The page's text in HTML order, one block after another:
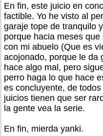
En fin, este juicio en
factible. Yo he visto al
garaje tope de tranquilo
porque hacia meses
con mi abuelo (Que es
acojonado, porque le da
hace algo mal, pero
perro haga lo que hace
es concluyente, de
juicios tienen que ser
la gente vea la serie.
En fin, mierda yanki.